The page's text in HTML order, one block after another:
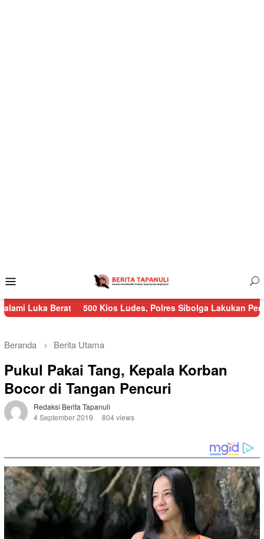
Mobile
500 Kios Ludes, Polres Sibolga Lakukan Pengamanan
Beranda Berita Utama
Pukul Pakai Tang, Kepala Korban
Bocor di Tangan Pencuri
Redaksi Berita Tapanuli
4 September 2019
804 views